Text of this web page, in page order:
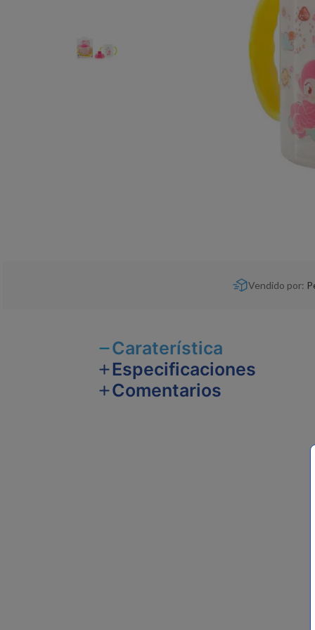
Vendido por:
Caraterística
Especificaciones
Comentarios